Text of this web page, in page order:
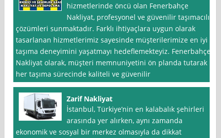
hizmetlerinde öncü olan Fenerbahçe
Nakliyat, profesyonel ve güvenilir taşımacılık
çözümleri sunmaktadır. Farklı ihtiyaçlara uygun olarak
tasarlanan hizmetlerimiz sayesinde müşterilerimize en iyi
taşıma deneyimini yaşatmayı hedeflemekteyiz. Fenerbahçe
Nakliyat olarak, müşteri memnuniyetini ön planda tutarak
her taşıma sürecinde kaliteli ve güvenilir
Zarif Nakliyat
İstanbul, Türkiye’nin en kalabalık şehirleri
arasında yer alırken, aynı zamanda
ekonomik ve sosyal bir merkez olmasıyla da dikkat